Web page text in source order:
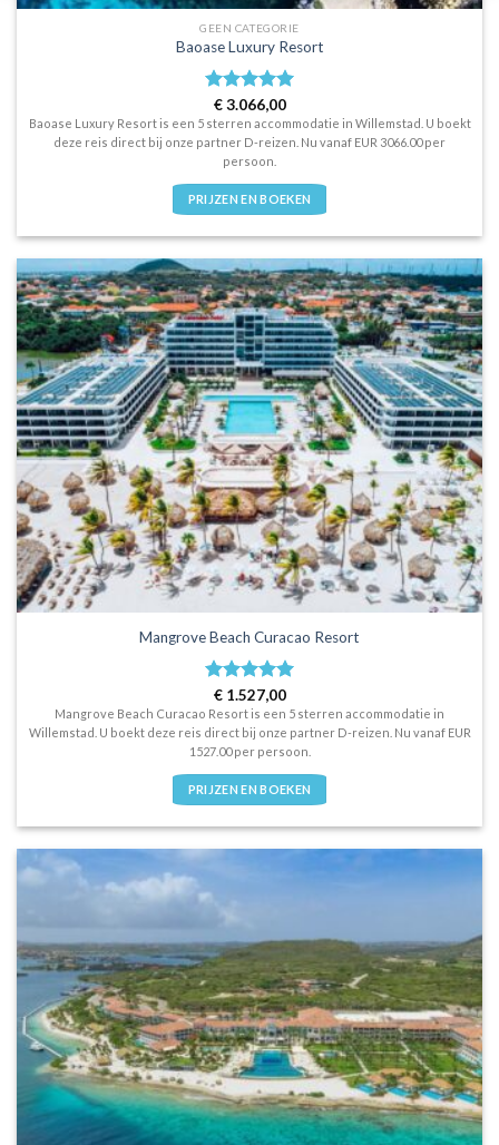
GEEN CATEGORIE
Baoase Luxury Resort
Waardering
5uit 5
€3.066,00
Baoase Luxury Resort is een 5 sterren accommodatie in Willemstad. U boekt
deze reis direct bij onze partner D-reizen. Nu vanaf EUR 3066.00 per
persoon.
PRIJZEN EN BOEKEN
Mangrove Beach Curacao Resort
Waardering
5uit 5
€1.527,00
Mangrove Beach Curacao Resort is een 5 sterren accommodatie in
Willemstad. U boekt deze reis direct bij onze partner D-reizen. Nu vanaf EUR
1527.00 per persoon.
PRIJZEN EN BOEKEN